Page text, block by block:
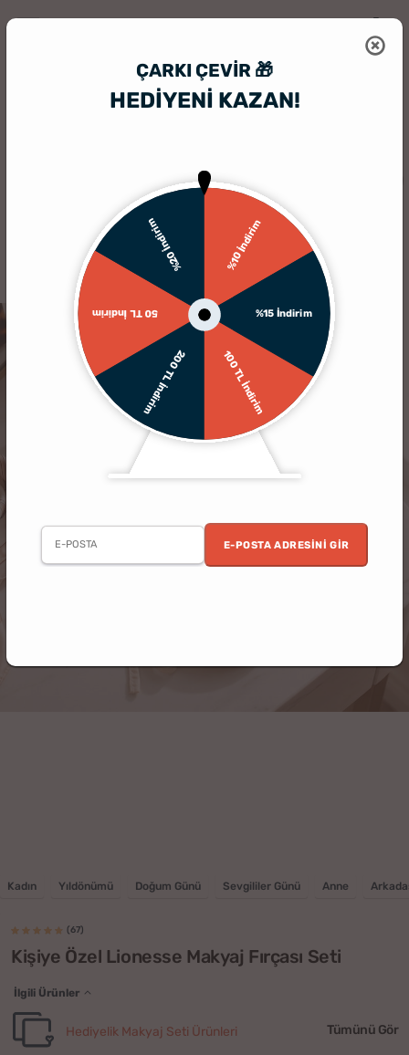
ÇARKI ÇEVIR 🎁
HEDİYENİ KAZAN!
%10 İndirim
%15 İndirim
100 TL İndirim
200 TL İndirim
50 TL İndirim
%20 İndirim
E-POSTA ADRESINI GIR
Kadın Yıldönümü Doğum Günü Sevgililer Günü Anne
(67)
Kişiye Özel Lionesse Makyaj Fırçası Seti
İlgili Ürünler
Hediyelik Makyaj Seti Ürünleri Tümünü Gör